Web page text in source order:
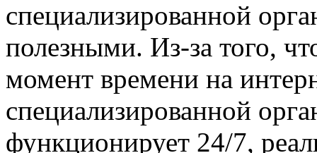
специализированной
полезными. Из-за того,
момент времени на
специализированной
функционирует 24/7,